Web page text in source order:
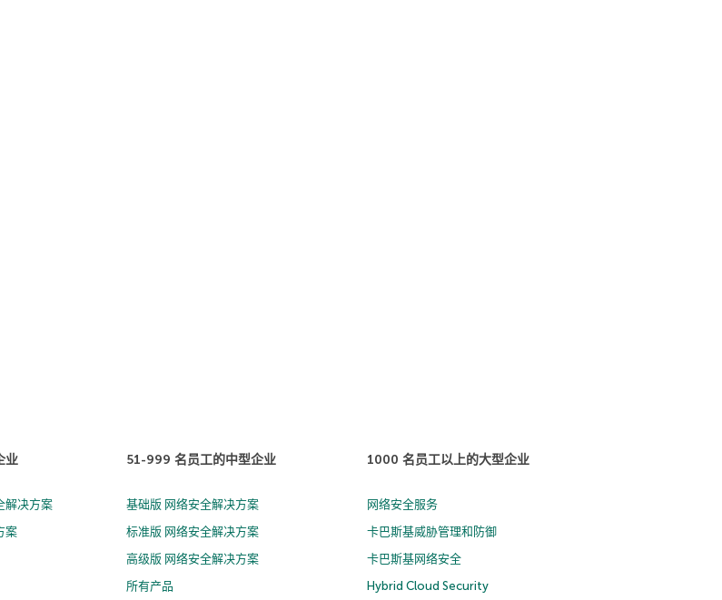
业
解决方案
案
51-999 名员工的中型企业
基础版 网络安全解决方案
标准版 网络安全解决方案
高级版 网络安全解决方案
所有产品
1000 名员工以上的大型企业
网络安全服务
卡巴斯基威胁管理和防御
卡巴斯基网络安全
Hybrid Cloud Security